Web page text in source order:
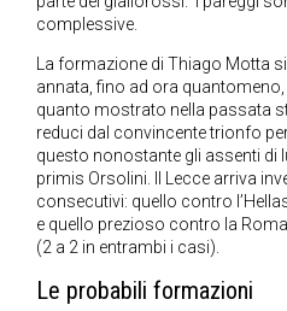
complessive.
La formazione di Thiago Motta
annata, fino ad ora
quanto mostrato nella passata
reduci dal convincente trionfo
questo nonostante gli assenti di
primis Orsolini. Il Lecce arriva
consecutivi: quello contro
e quello prezioso contro la
(2 a 2 in entrambi i casi).
Le probabili formazioni